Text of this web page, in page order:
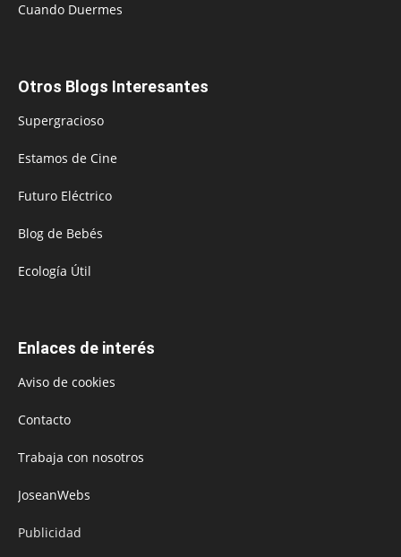
Cuando Duermes
Otros Blogs Interesantes
Supergracioso
Estamos de Cine
Futuro Eléctrico
Blog de Bebés
Ecología Útil
Enlaces de interés
Aviso de cookies
Contacto
Trabaja con nosotros
JoseanWebs
Publicidad